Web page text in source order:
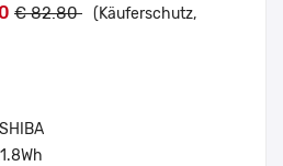
€ 82.80 (Käuferschutz,